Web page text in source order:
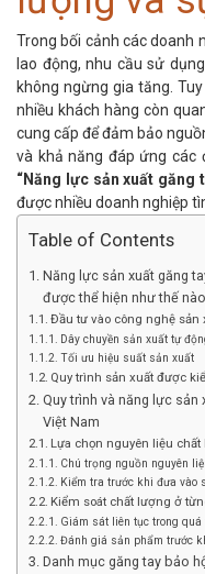
Trong bối cảnh các doanh
lao động, nhu cầu sử
không ngừng gia tăng.
nhiều khách hàng còn
cung cấp để đảm bảo
và khả năng đáp ứng các
“Năng lực sản xuất găng
được nhiều doanh nghiệp
Table of Contents
Năng lực sản xuất găng
được thể hiện như thế
Đầu tư vào công nghệ sản
Dây chuyền sản xuất tự
Tối ưu hiệu suất sản xuất
Quy trình sản xuất được
Quy trình và năng lực
Việt Nam
Lựa chọn nguyên liệu chất
Chú trọng nguồn nguyên
Kiểm tra trước khi đưa vào
Kiểm soát chất lượng ở
Giám sát liên tục trong
Đánh giá sản phẩm trước
Danh mục găng tay bảo